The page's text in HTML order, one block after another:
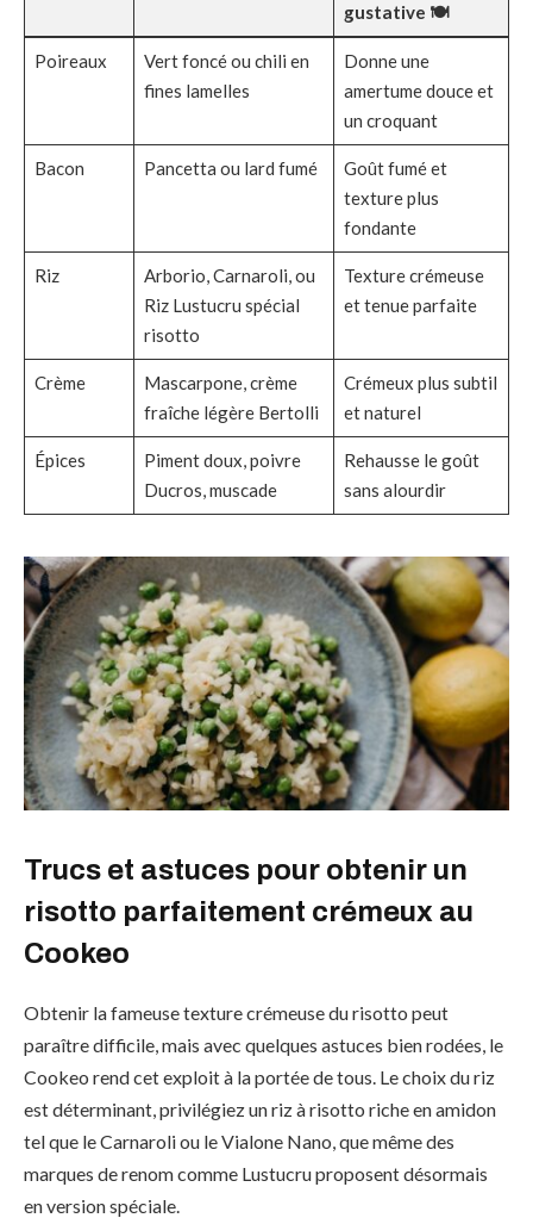
gustative 🍽
Poireaux
Vert foncé ou chili en
fines lamelles
Donne une
amertume douce et
un croquant
Bacon Pancetta ou lard fumé
Goût fumé et
texture plus
fondante
Riz
Arborio, Carnaroli, ou
Riz Lustucru spécial
risotto
Texture crémeuse
et tenue parfaite
Crème
Mascarpone, crème
fraîche légère Bertolli
Crémeux plus subtil
et naturel
Épices
Piment doux, poivre
Ducros, muscade
Rehausse le goût
sans alourdir
Trucs et astuces pour obtenir un
risotto parfaitement crémeux au
Cookeo
Obtenir la fameuse texture crémeuse du risotto peut
paraître difficile, mais avec quelques astuces bien rodées, le
Cookeo rend cet exploit à la portée de tous. Le choix du riz
est déterminant, privilégiez un riz à risotto riche en amidon
tel que le Carnaroli ou le Vialone Nano, que même des
marques de renom comme Lustucru proposent désormais
en version spéciale.